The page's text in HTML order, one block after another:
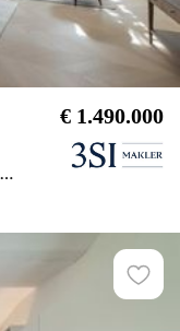
€ 1.490.000